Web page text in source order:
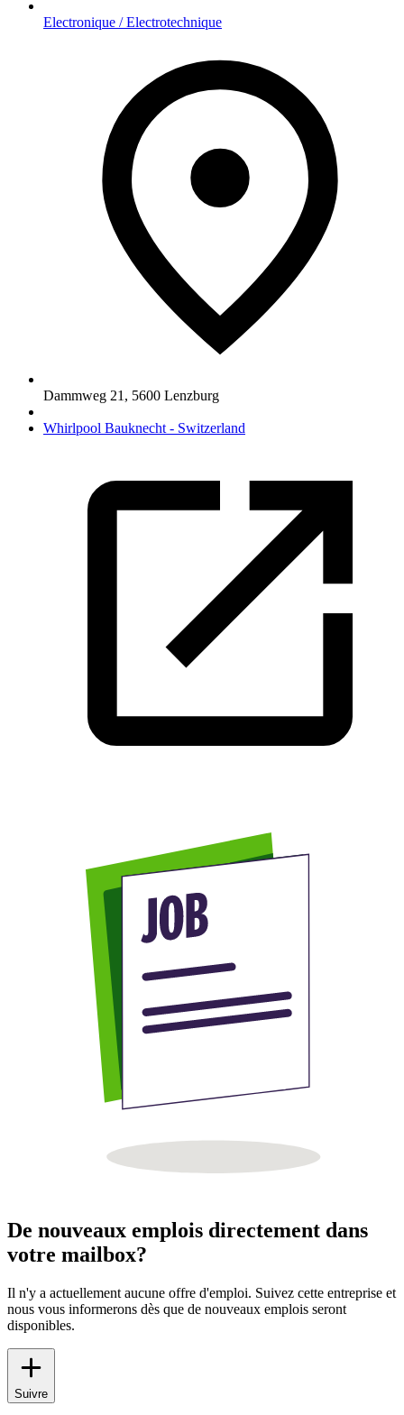
Electronique / Electrotechnique
Dammweg 21 , 5600 Lenzburg
Whirlpool Bauknecht - Switzerland
De nouveaux emplois directement dans
votre mailbox?
Il n'y a actuellement aucune offre d'emploi. Suivez cette entreprise et
nous vous informerons dès que de nouveaux emplois seront
disponibles.
Suivre